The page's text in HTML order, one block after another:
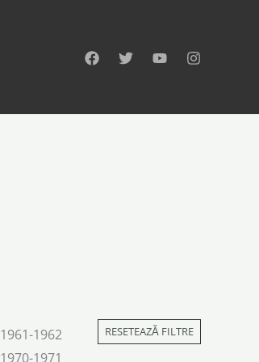
1961-1962
1970-1971
RESETEAZĂ FILTRE